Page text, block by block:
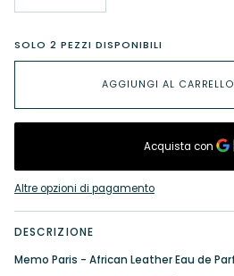
SOLO2 PEZZI DISPONIBILI
AGGIUNGI AL CARRELLO
Altre opzioni di pagamento
DESCRIZIONE
Memo Paris - African Leather Eau de